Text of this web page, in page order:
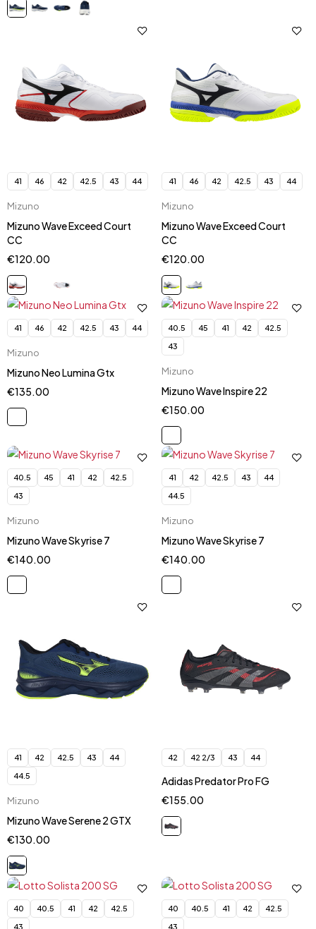
41 46 42 42.5 43 44
Mizuno
Mizuno Wave Exceed Court
CC
€120.00
41 46 42 42.5 43 44
Mizuno
Mizuno Wave Exceed Court
CC
€120.00
41 46 42 42.5 43 44
Mizuno
Mizuno Neo Lumina Gtx
€135.00
40.5 45 41 42
42.5
43
Mizuno
Mizuno Wave Inspire 22
€150.00
40.5 45 41 42
42.5
43
Mizuno
Mizuno Wave Skyrise 7
€140.00
41 42 42.5 43
44
44.5
Mizuno
Mizuno Wave Skyrise 7
€140.00
41 42 42.5 43
44
44.5
Mizuno
Mizuno Wave Serene 2 GTX
€130.00
42 42 2/3 43 44
Adidas Predator Pro FG
€155.00
40 40.5 41 42
42.5
43
40 40.5 41 42
42.5
43